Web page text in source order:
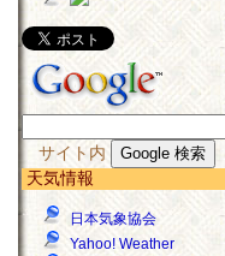
サイト内
天気情報
日本気象協会
Yahoo! Weather